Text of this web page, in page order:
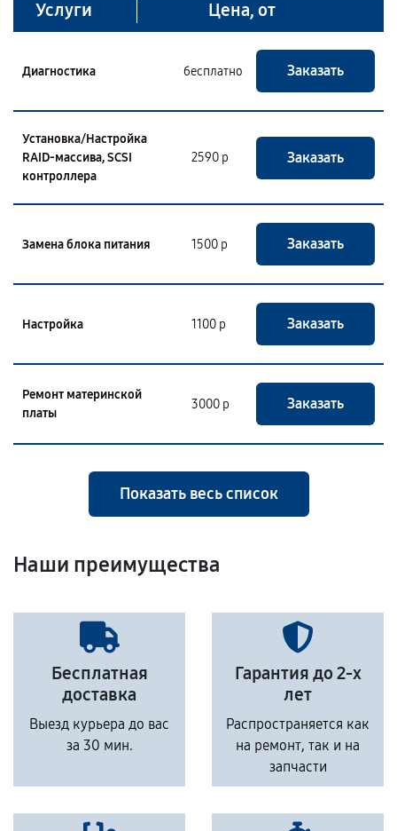
Услуги Цена, от
Диагностика бесплатно Заказать
Установка/Настройка
RAID-массива, SCSI
контроллера
2590 р Заказать
Замена блока питания 1500 р Заказать
Настройка 1100 р Заказать
Ремонт материнской
платы
3000 р Заказать
Показать весь список
Наши преимущества
Бесплатная
доставка
Выезд курьера до вас
за 30 мин.
Гарантия до 2-х
лет
Распространяется как
на ремонт, так и на
запчасти